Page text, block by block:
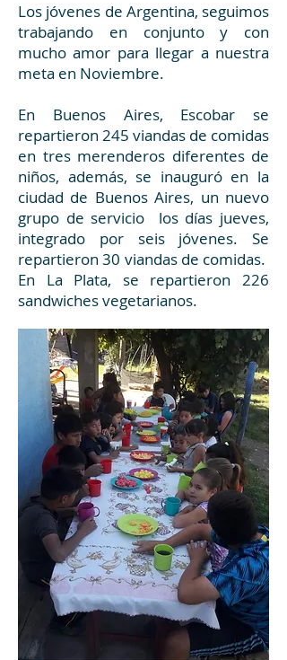
Los jóvenes de Argentina, seguimos
trabajando en conjunto y con
mucho amor para llegar a nuestra
meta en Noviembre.
En Buenos Aires, Escobar se
repartieron 245 viandas de comidas
en tres merenderos diferentes de
niños, además, se inauguró en la
ciudad de Buenos Aires, un nuevo
grupo de servicio los días jueves,
integrado por seis jóvenes. Se
repartieron 30 viandas de comidas.
En La Plata, se repartieron 226
sandwiches vegetarianos.